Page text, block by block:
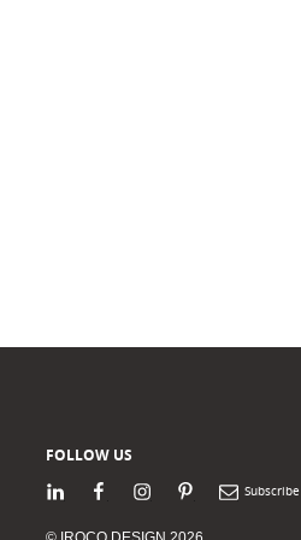
FOLLOW US
LinkedInFacebookInstagramPinterestNewsletter